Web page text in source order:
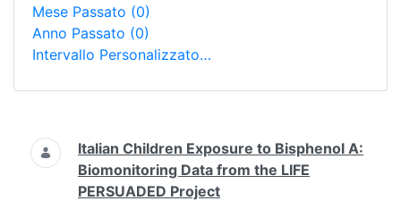
Mese Passato (0)
Anno Passato (0)
Intervallo Personalizzato…
Ricerca
Italian Children Exposure to Bisphenol A:
Biomonitoring Data from the LIFE
PERSUADED Project